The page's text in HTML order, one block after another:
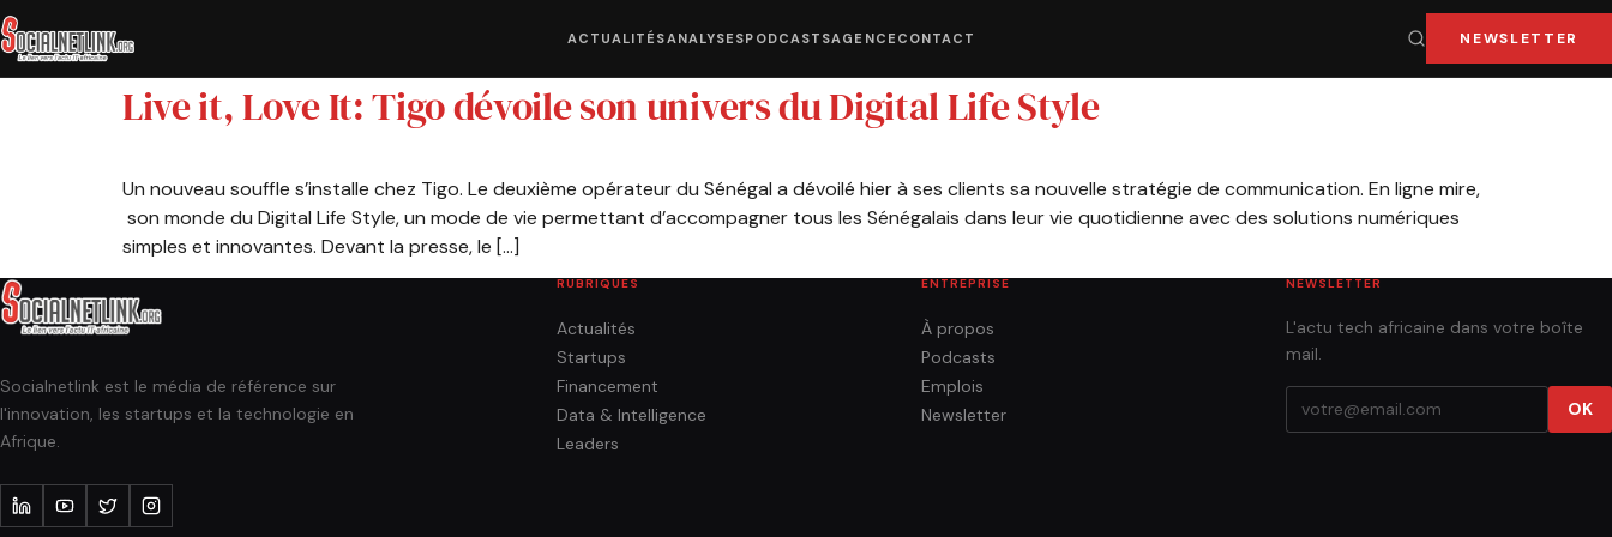
ACTUALITÉSANALYSESPODCASTSAGENCE CONTACT NEWSLETTER
Live it, Love It: Tigo dévoile son univers du Digital Life Style
Un nouveau souffle s’installe chez Tigo. Le deuxième opérateur du Sénégal a dévoilé hier à ses clients sa nouvelle stratégie de communication. En ligne mire,
son monde du Digital Life Style, un mode de vie permettant d’accompagner tous les Sénégalais dans leur vie quotidienne avec des solutions numériques
simples et innovantes. Devant la presse, le […]
Socialnetlink est le média de référence sur
l'innovation, les startups et la technologie en
Afrique.
RUBRIQUES
Actualités
Startups
Financement
Data & Intelligence
Leaders
ENTREPRISE
À propos
Podcasts
Emplois
Newsletter
NEWSLETTER
L'actu tech africaine dans votre boîte
mail.
OK